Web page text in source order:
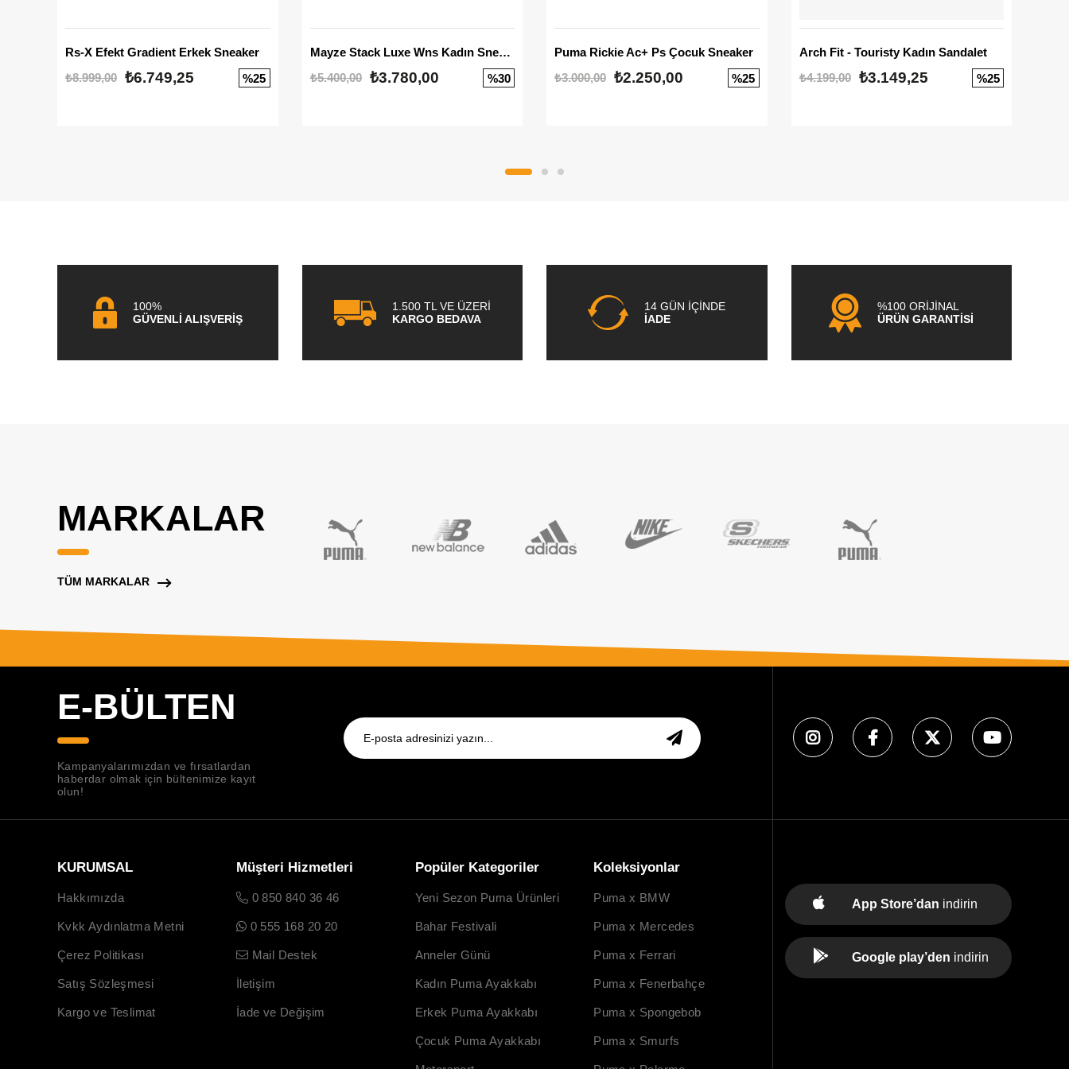
Rs-X Efekt Gradient Erkek Sneaker
₺8.999,00 ₺6.749,25 %25
Mayze Stack Luxe Wns Kadın Sneaker
₺5.400,00
₺3.780,00 %30
Puma Rickie Ac+ Ps Çocuk Sneaker
₺3.000,00 ₺2.250,00 %25
Arch Fit - Touristy Kadın Sandalet
₺4.199,00
₺3.149,25 %25
100%
GÜVENLİ ALIŞVERİŞ
1.500 TL VE ÜZERİ
KARGO BEDAVA
14 GÜN İÇİNDE
İADE
%100 ORİJİNAL
ÜRÜN GARANTİSİ
MARKALAR
TÜM MARKALAR
E-BÜLTEN
Kampanyalarımızdan ve fırsatlardan
haberdar olmak için bültenimize kayıt
olun!
KURUMSAL
Hakkımızda
Kvkk Aydınlatma Metni
Çerez Politikası
Satış Sözleşmesi
Kargo ve Teslimat
Müşteri Hizmetleri
0 850 840 36 46
0 555 168 20 20
Mail Destek
İletişim
İade ve Değişim
Popüler Kategoriler
Yeni Sezon Puma Ürünleri
Bahar Festivali
Anneler Günü
Kadın Puma Ayakkabı
Erkek Puma Ayakkabı
Çocuk Puma Ayakkabı
Koleksiyonlar
Puma x BMW
Puma x Mercedes
Puma x Ferrari
Puma x Fenerbahçe
Puma x Spongebob
Puma x Smurfs
App Store’dan indirin
Google play’den indirin